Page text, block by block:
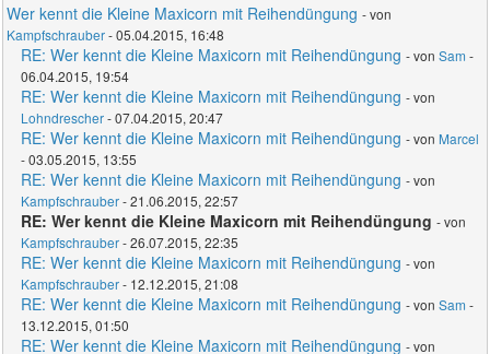
Wer kennt die Kleine Maxicorn mit Reihendüngung - von
Kampfschrauber- 05.04.2015, 16:48
RE: Wer kennt die Kleine Maxicorn mit Reihendüngung - vonSam -
06.04.2015, 19:54
RE: Wer kennt die Kleine Maxicorn mit Reihendüngung - von
Lohndrescher- 07.04.2015, 20:47
RE: Wer kennt die Kleine Maxicorn mit Reihendüngung - von Marcel
- 03.05.2015, 13:55
RE: Wer kennt die Kleine Maxicorn mit Reihendüngung - von
Kampfschrauber- 21.06.2015, 22:57
RE: Wer kennt die Kleine Maxicorn mit Reihendüngung - von
Kampfschrauber- 26.07.2015, 22:35
RE: Wer kennt die Kleine Maxicorn mit Reihendüngung - von
Kampfschrauber- 12.12.2015, 21:08
RE: Wer kennt die Kleine Maxicorn mit Reihendüngung - vonSam -
13.12.2015, 01:50
RE: Wer kennt die Kleine Maxicorn mit Reihendüngung - von